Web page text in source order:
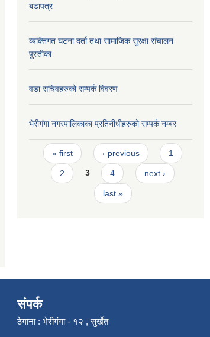
बडापत्र
व्यक्तिगत घटना दर्ता तथा सामाजिक सुरक्षा संचालन
पुस्तीका
वडा सचिवहरुको सम्पर्क विवरण
भेरीगंगा नगरपालिकाका प्रतिनीधीहरुको सम्पर्क नम्बर
Pages
« first ‹ previous 1
2 3 4 next ›
last »
संपर्क
ठेगाना : भेरीगंगा - १२ , सुर्खेत